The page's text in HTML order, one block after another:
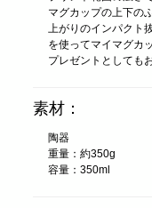
マグカップの上下の
上がりのインパクト
を使ってマイマグカ
プレゼントとしても
素材：
陶器
重量：約350g
容量：350ml